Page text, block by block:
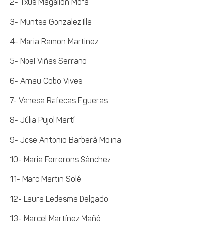
2- Txus Magallón Mora
3- Muntsa Gonzalez Illa
4- Maria Ramon Martinez
5- Noel Viñas Serrano
6- Arnau Cobo Vives
7- Vanesa Rafecas Figueras
8- Júlia Pujol Martí
9- Jose Antonio Barberà Molina
10- Maria Ferrerons Sánchez
11- Marc Martin Solé
12- Laura Ledesma Delgado
13- Marcel Martínez Mañé